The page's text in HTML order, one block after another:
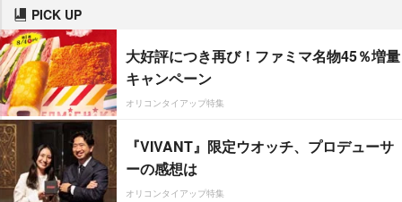
PICK UP
大好評につき再び！ファミマ名物45％増量
キャンペーン
オリコンタイアップ特集
『VIVANT』限定ウオッチ、プロデューサ
ーの感想は
オリコンタイアップ特集